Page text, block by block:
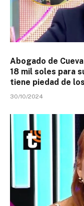
Abogado de
18 mil soles para
tiene piedad de
30/10/2024